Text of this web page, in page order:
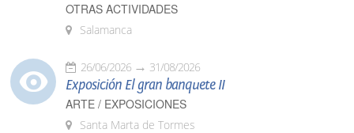
OTRAS ACTIVIDADES
Salamanca
26/06/2026 31/08/2026
Exposición El gran banquete II
ARTE / EXPOSICIONES
Santa Marta de Tormes